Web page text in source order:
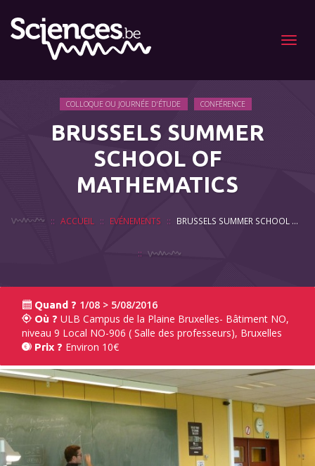
Menu
COLLOQUE OU JOURNÉE D'ÉTUDE CONFÉRENCE
BRUSSELS SUMMER
SCHOOL OF
MATHEMATICS
ACCUEIL EVÉNEMENTS BRUSSELS SUMMER SCHOOL OF MATHEMATICS
Quand ? 1/08 > 5/08/2016
Où ? ULB Campus de la Plaine Bruxelles- Bâtiment NO,
niveau 9 Local NO-906 ( Salle des professeurs), Bruxelles
Prix ? Environ 10€